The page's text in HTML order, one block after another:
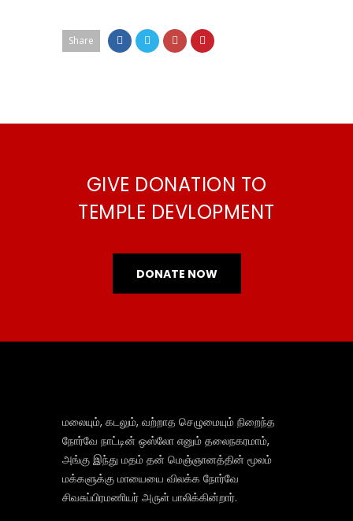
Share
GIVE DONATION TO
TEMPLE DEVLOPMENT
DONATE NOW
மலையும், கடலும், வற்றாத செழுமையும் நிறைந்த
நோர்வே நாட்டின் ஒஸ்லோ எனும் தலைநகரமாம்,
அங்கு இந்து மதம் தன் மெஞ்ஞானத்தின் மூலம்
மக்களுக்கு மாயையை விலக்க நோர்வே
சிவசுப்பிரமணியர் அருள் பாலிக்கின்றார்.